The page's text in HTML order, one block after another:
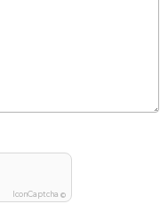
IconCaptcha ©